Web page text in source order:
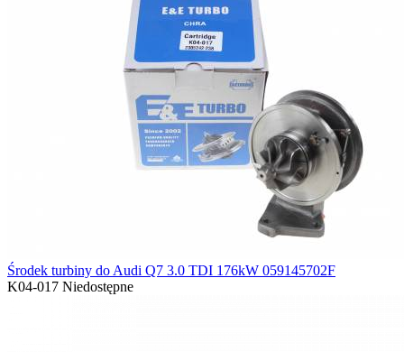
Środek turbiny do Audi Q7 3.0 TDI 176kW 059145702F
K04-017 Niedostępne